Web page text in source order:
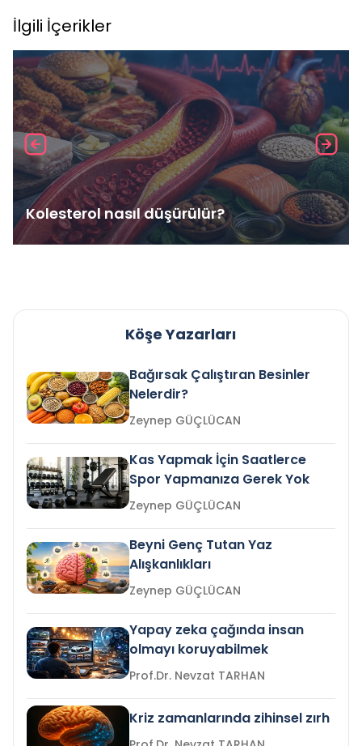
İlgili İçerikler
Kolesterol nasıl düşürülür?
Köşe Yazarları
Bağırsak Çalıştıran Besinler
Nelerdir?
Zeynep GÜÇLÜCAN
Kas Yapmak İçin Saatlerce
Spor Yapmanıza Gerek Yok
Zeynep GÜÇLÜCAN
Beyni Genç Tutan Yaz
Alışkanlıkları
Zeynep GÜÇLÜCAN
Yapay zeka çağında insan
olmayı koruyabilmek
Prof.Dr. Nevzat TARHAN
Kriz zamanlarında zihinsel zırh